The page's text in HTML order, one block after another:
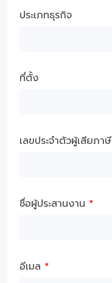
ประเภทธุรกิจ
ที่ตั้ง
เลขประจำตัวผู้เสียภาษี
ชื่อผู้ประสานงาน *
อีเมล *